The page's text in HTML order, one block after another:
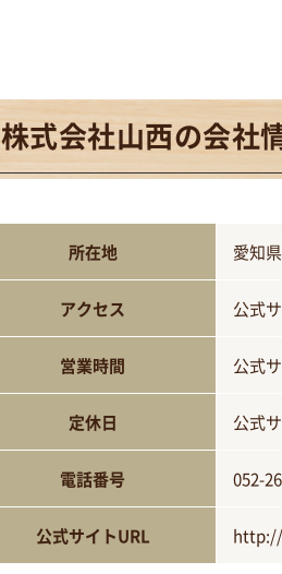
株式会社山西の会社
所在地 愛知
アクセス 公式
営業時間 公式
定休日 公式
電話番号 052-
公式サイトURL